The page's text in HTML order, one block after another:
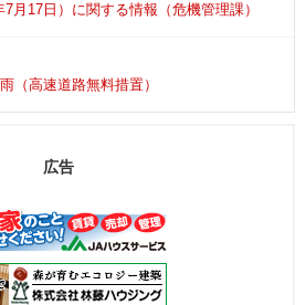
月17日）に関する情報（危機管理課）
（高速道路無料措置）
広告